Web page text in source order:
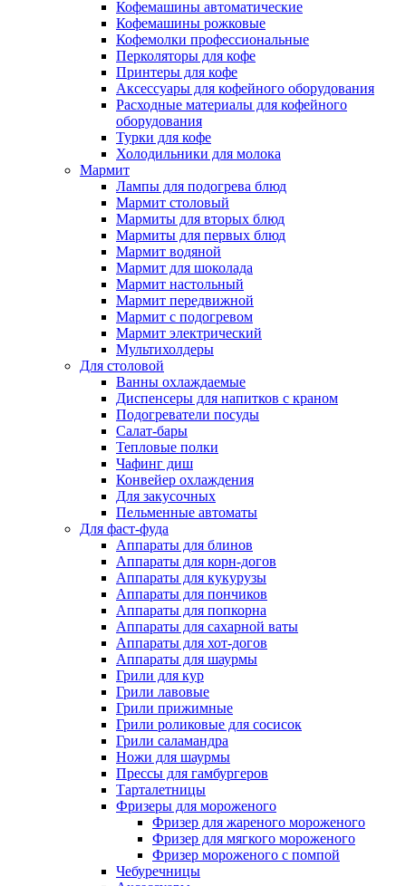
Кофемашины автоматические
Кофемашины рожковые
Кофемолки профессиональные
Перколяторы для кофе
Принтеры для кофе
Аксессуары для кофейного оборудования
Расходные материалы для кофейного
оборудования
Турки для кофе
Холодильники для молока
Мармит
Лампы для подогрева блюд
Мармит столовый
Мармиты для вторых блюд
Мармиты для первых блюд
Мармит водяной
Мармит для шоколада
Мармит настольный
Мармит передвижной
Мармит с подогревом
Мармит электрический
Мультихолдеры
Для столовой
Ванны охлаждаемые
Диспенсеры для напитков с краном
Подогреватели посуды
Салат-бары
Тепловые полки
Чафинг диш
Конвейер охлаждения
Для закусочных
Пельменные автоматы
Для фаст-фуда
Аппараты для блинов
Аппараты для корн-догов
Аппараты для кукурузы
Аппараты для пончиков
Аппараты для попкорна
Аппараты для сахарной ваты
Аппараты для хот-догов
Аппараты для шаурмы
Грили для кур
Грили лавовые
Грили прижимные
Грили роликовые для сосисок
Грили саламандра
Ножи для шаурмы
Прессы для гамбургеров
Тарталетницы
Фризеры для мороженого
Фризер для жареного мороженого
Фризер для мягкого мороженого
Фризер мороженого с помпой
Чебуречницы